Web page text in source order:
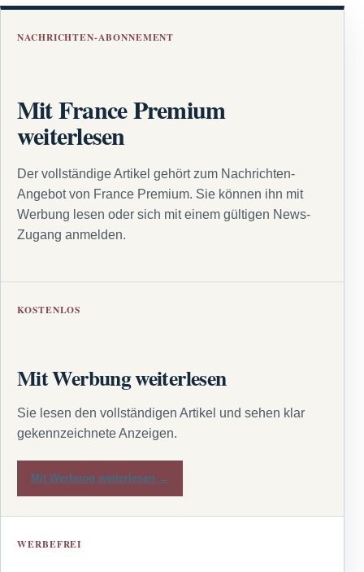
NACHRICHTEN-ABONNEMENT
Mit France Premium
weiterlesen
Der vollständige Artikel gehört zum Nachrichten-
Angebot von France Premium. Sie können ihn mit
Werbung lesen oder sich mit einem gültigen News-
Zugang anmelden.
KOSTENLOS
Mit Werbung weiterlesen
Sie lesen den vollständigen Artikel und sehen klar
gekennzeichnete Anzeigen.
Mit Werbung weiterlesen →
WERBEFREI